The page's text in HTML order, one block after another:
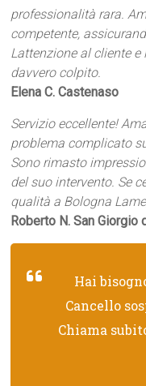
professionalità rara.
competente,
Lattenzione al cliente
davvero colpito.
Elena C. Castenaso
Servizio eccellente!
problema complicato
Sono rimasto
del suo intervento. Se
qualità a Bologna
Roberto N. San Giorgio
Hai
Cancello
Chiama